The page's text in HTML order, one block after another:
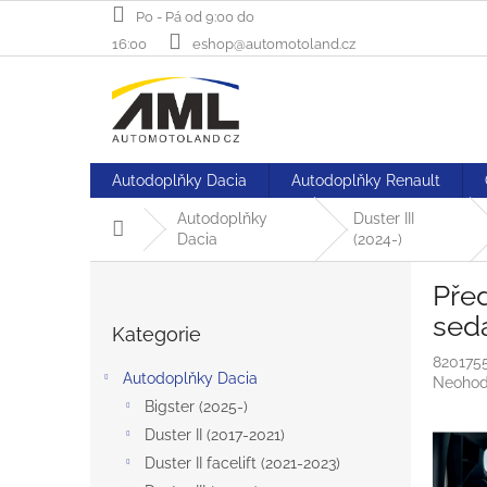
Po - Pá od 9:00 do
16:00
eshop@automotoland.cz
Autodoplňky Dacia Autodoplňky Renault
Domů
Autodoplňky
Dacia
Duster III
(2024-)
kategorie
Kategorie
Autodoplňky Dacia
Bigster (2025-)
Duster II (2017-2021)
Duster II facelift (2021-2023)
0,0